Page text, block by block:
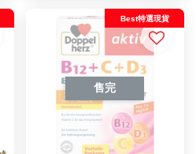
售完
Best特選現貨